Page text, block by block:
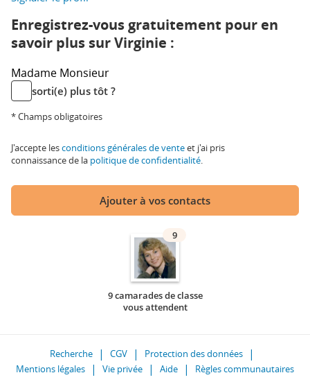
Enregistrez-vous gratuitement pour en
savoir plus sur Virginie :
Madame Monsieur
sorti(e) plus tôt ?
* Champs obligatoires
J'accepte lesconditions générales de venteet j'ai pris
connaissance de la politique de confidentialité.
Ajouter à vos contacts
9
9 camarades de classe
vous attendent
Recherche CGV
Protection des données
Mentions légales
Vie privée Aide Règles communautaires